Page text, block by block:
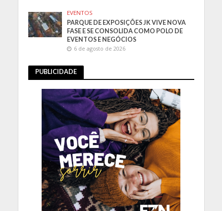
EVENTOS
PARQUE DE EXPOSIÇÕES JK VIVE NOVA
FASE E SE CONSOLIDA COMO POLO DE
EVENTOS E NEGÓCIOS
6 de agosto de 2026
PUBLICIDADE